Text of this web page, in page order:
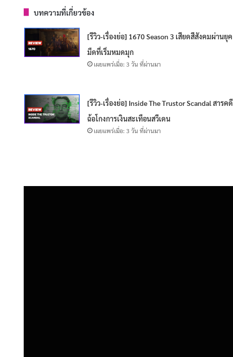
บทความที่เกี่ยวข้อง
[รีวิว-เรื่องย่อ] 1670 Season 3 เสียดสีสังคมผ่านยุค
มืดที่เริ่มหมดมุก
เผยแพร่เมื่อ: 3 วัน ที่ผ่านมา
[รีวิว-เรื่องย่อ] Inside The Trustor Scandal สารคดี
ฉ้อโกงการเงินสะเทือนสวีเดน
เผยแพร่เมื่อ: 3 วัน ที่ผ่านมา